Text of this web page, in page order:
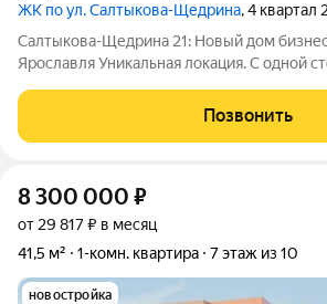
ЖК по ул. Салтыкова-Щедрина, 4 квартал
Салтыкова-Щедрина 21: Новый дом
Ярославля Уникальная локация. С одной
улиц. Здесь вы найдете лучшие
Миллениум, цирк и планетарий.
Позвонить
8 300 000 ₽
от 29 817 ₽ в месяц
41,5 м²
1-комн. квартира 7 этаж из 10
новостройка